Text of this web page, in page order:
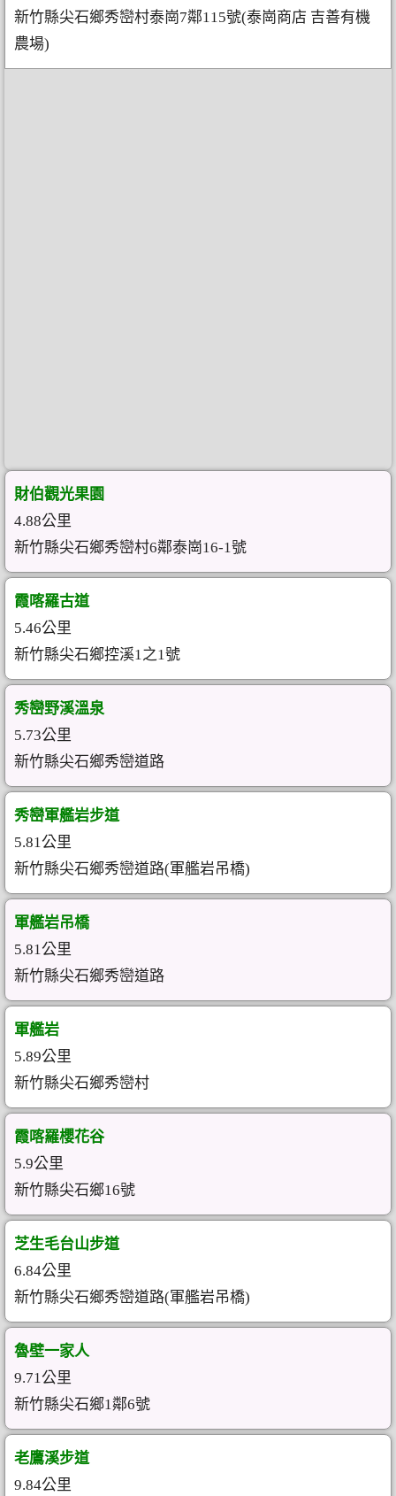
新竹縣尖石鄉秀巒村泰崗7鄰115號(泰崗商店 吉善有機
農場)
財伯觀光果園
4.88公里
新竹縣尖石鄉秀巒村6鄰泰崗16-1號
霞喀羅古道
5.46公里
新竹縣尖石鄉控溪1之1號
秀巒野溪溫泉
5.73公里
新竹縣尖石鄉秀巒道路
秀巒軍艦岩步道
5.81公里
新竹縣尖石鄉秀巒道路(軍艦岩吊橋)
軍艦岩吊橋
5.81公里
新竹縣尖石鄉秀巒道路
軍艦岩
5.89公里
新竹縣尖石鄉秀巒村
霞喀羅櫻花谷
5.9公里
新竹縣尖石鄉16號
芝生毛台山步道
6.84公里
新竹縣尖石鄉秀巒道路(軍艦岩吊橋)
魯壁一家人
9.71公里
新竹縣尖石鄉1鄰6號
老鷹溪步道
9.84公里